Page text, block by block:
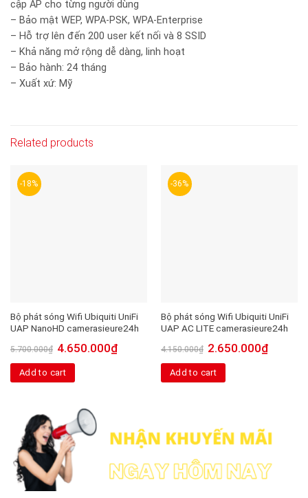
cập AP cho từng người dùng
– Bảo mật WEP, WPA-PSK, WPA-Enterprise
– Hỗ trợ lên đến 200 user kết nối và 8 SSID
– Khả năng mở rộng dễ dàng, linh hoạt
– Bảo hành: 24 tháng
– Xuất xứ: Mỹ
Related products
-18%
Bộ phát sóng Wifi Ubiquiti UniFi
UAP NanoHD camerasieure24h
5.700.000₫ 4.650.000₫
Add to cart
-36%
Bộ phát sóng Wifi Ubiquiti UniFi
UAP AC LITE camerasieure24h
4.150.000₫ 2.650.000₫
Add to cart